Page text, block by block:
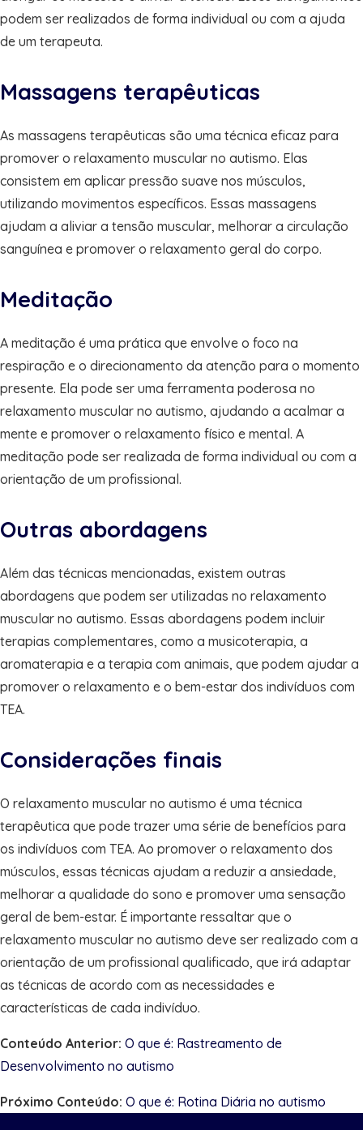
podem ser realizados de forma individual ou com a ajuda
de um terapeuta.
Massagens terapêuticas
As massagens terapêuticas são uma técnica eficaz para
promover o relaxamento muscular no autismo. Elas
consistem em aplicar pressão suave nos músculos,
utilizando movimentos específicos. Essas massagens
ajudam a aliviar a tensão muscular, melhorar a circulação
sanguínea e promover o relaxamento geral do corpo.
Meditação
A meditação é uma prática que envolve o foco na
respiração e o direcionamento da atenção para o momento
presente. Ela pode ser uma ferramenta poderosa no
relaxamento muscular no autismo, ajudando a acalmar a
mente e promover o relaxamento físico e mental. A
meditação pode ser realizada de forma individual ou com a
orientação de um profissional.
Outras abordagens
Além das técnicas mencionadas, existem outras
abordagens que podem ser utilizadas no relaxamento
muscular no autismo. Essas abordagens podem incluir
terapias complementares, como a musicoterapia, a
aromaterapia e a terapia com animais, que podem ajudar a
promover o relaxamento e o bem-estar dos indivíduos com
TEA.
Considerações finais
O relaxamento muscular no autismo é uma técnica
terapêutica que pode trazer uma série de benefícios para
os indivíduos com TEA. Ao promover o relaxamento dos
músculos, essas técnicas ajudam a reduzir a ansiedade,
melhorar a qualidade do sono e promover uma sensação
geral de bem-estar. É importante ressaltar que o
relaxamento muscular no autismo deve ser realizado com a
orientação de um profissional qualificado, que irá adaptar
as técnicas de acordo com as necessidades e
características de cada indivíduo.
Conteúdo Anterior: O que é: Rastreamento de
Desenvolvimento no autismo
Próximo Conteúdo: O que é: Rotina Diária no autismo